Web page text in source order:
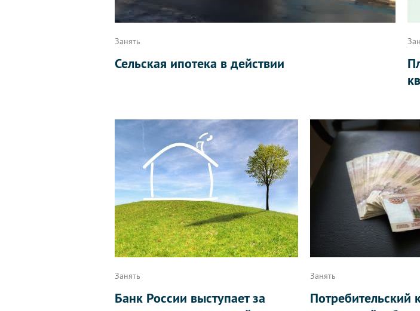
Занять
Сельская ипотека в действии
Занять
Банк России выступает за
Занять
Потребительский